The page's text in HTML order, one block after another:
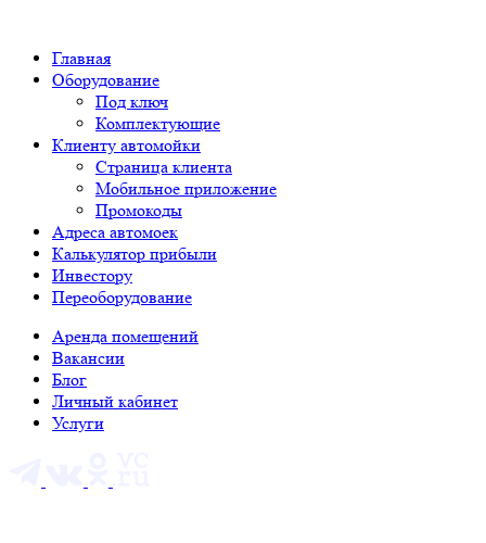
Главная
Оборудование
Под ключ
Комплектующие
Клиенту автомойки
Страница клиента
Мобильное приложение
Промокоды
Адреса автомоек
Калькулятор прибыли
Инвестору
Переоборудование
Аренда помещений
Вакансии
Блог
Личный кабинет
Услуги